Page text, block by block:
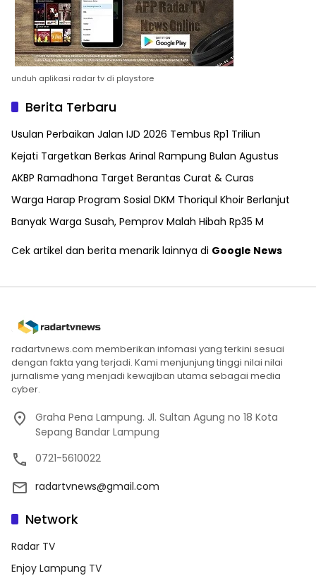
unduh aplikasi radar tv di playstore
Berita Terbaru
Usulan Perbaikan Jalan IJD 2026 Tembus Rp1 Triliun
Kejati Targetkan Berkas Arinal Rampung Bulan Agustus
AKBP Ramadhona Target Berantas Curat & Curas
Warga Harap Program Sosial DKM Thoriqul Khoir Berlanjut
Banyak Warga Susah, Pemprov Malah Hibah Rp35 M
Cek artikel dan berita menarik lainnya di Google News
radartvnews.com memberikan infomasi yang terkini sesuai
dengan fakta yang terjadi. Kami menjunjung tinggi nilai nilai
jurnalisme yang menjadi kewajiban utama sebagai media
cyber.
Graha Pena Lampung. Jl. Sultan Agung no 18 Kota
Sepang Bandar Lampung
0721-5610022
radartvnews@gmail.com
Network
Radar TV
Enjoy Lampung TV